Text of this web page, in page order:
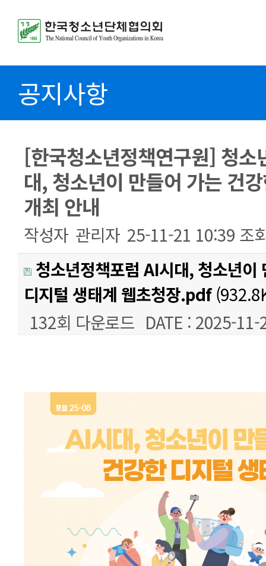
공지사항
[한국청소년정책연구원] 청
대, 청소년이 만들어 가는 건
개최 안내
작성자 관리자 25-11-21 10:39 조
청소년정책포럼 AI시대, 청소년이
디지털 생태계 웹초청장.pdf
132회 다운로드 DATE : 2025-
본문